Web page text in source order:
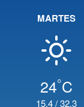
MARTES
24°C
15.4/32.3